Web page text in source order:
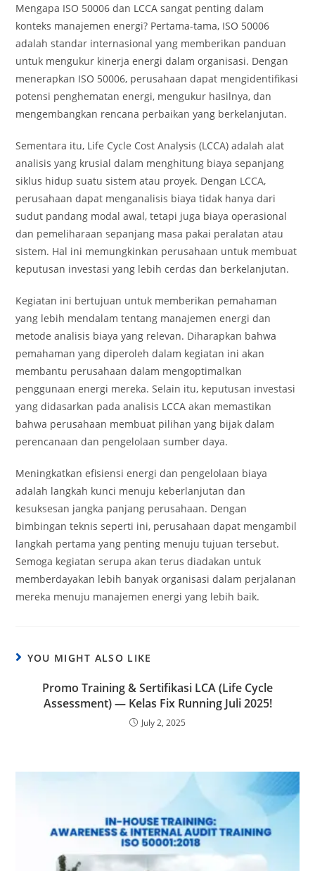
Mengapa ISO 50006 dan LCCA sangat penting dalam
konteks manajemen energi? Pertama-tama, ISO 50006
adalah standar internasional yang memberikan panduan
untuk mengukur kinerja energi dalam organisasi. Dengan
menerapkan ISO 50006, perusahaan dapat mengidentifikasi
potensi penghematan energi, mengukur hasilnya, dan
mengembangkan rencana perbaikan yang berkelanjutan.
Sementara itu, Life Cycle Cost Analysis (LCCA) adalah alat
analisis yang krusial dalam menghitung biaya sepanjang
siklus hidup suatu sistem atau proyek. Dengan LCCA,
perusahaan dapat menganalisis biaya tidak hanya dari
sudut pandang modal awal, tetapi juga biaya operasional
dan pemeliharaan sepanjang masa pakai peralatan atau
sistem. Hal ini memungkinkan perusahaan untuk membuat
keputusan investasi yang lebih cerdas dan berkelanjutan.
Kegiatan ini bertujuan untuk memberikan pemahaman
yang lebih mendalam tentang manajemen energi dan
metode analisis biaya yang relevan. Diharapkan bahwa
pemahaman yang diperoleh dalam kegiatan ini akan
membantu perusahaan dalam mengoptimalkan
penggunaan energi mereka. Selain itu, keputusan investasi
yang didasarkan pada analisis LCCA akan memastikan
bahwa perusahaan membuat pilihan yang bijak dalam
perencanaan dan pengelolaan sumber daya.
Meningkatkan efisiensi energi dan pengelolaan biaya
adalah langkah kunci menuju keberlanjutan dan
kesuksesan jangka panjang perusahaan. Dengan
bimbingan teknis seperti ini, perusahaan dapat mengambil
langkah pertama yang penting menuju tujuan tersebut.
Semoga kegiatan serupa akan terus diadakan untuk
memberdayakan lebih banyak organisasi dalam perjalanan
mereka menuju manajemen energi yang lebih baik.
YOU MIGHT ALSO LIKE
Promo Training & Sertifikasi LCA (Life Cycle
Assessment) — Kelas Fix Running Juli 2025!
July 2, 2025